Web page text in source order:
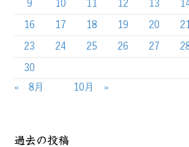
9
10 11 12 13
16
17 18 19 20
23
24 25 26 27
30
« 8月
10月 »
過去の投稿